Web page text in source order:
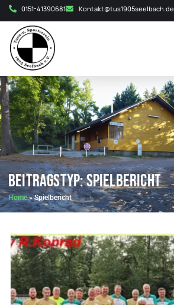
0151-41390681 Kontakt@tus1905seelbach.de
Beitragstyp: Spielbericht
Home»Spielbericht